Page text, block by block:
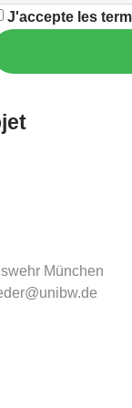
J'accepte les
München